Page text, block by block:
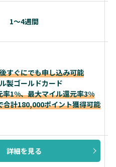
1〜4週間
すぐにでも申し込み可能
製ゴールドカード
率1%、最大マイル還元率3%
合計180,000ポイント獲得可能
詳細を見る